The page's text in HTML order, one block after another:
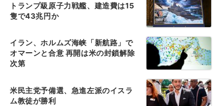
トランプ級原子力戦艦、建造費は15
隻で43兆円か
イラン、ホルムズ海峡「新航路」で
オマーンと合意 再開は米の封鎖解除
次第
米民主党予備選、急進左派のイスラ
ム教徒が勝利